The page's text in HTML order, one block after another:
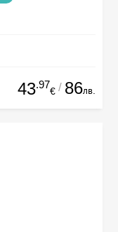
43.97
€ / 86лв.